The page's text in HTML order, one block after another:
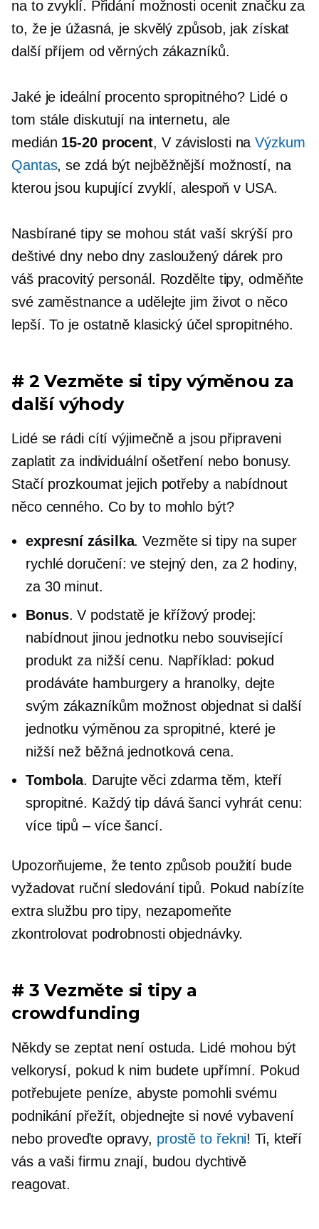
na to zvyklí. Přidání možnosti ocenit značku za
to, že je úžasná, je skvělý způsob, jak získat
další příjem od věrných zákazníků.
Jaké je ideální procento spropitného? Lidé o
tom stále diskutují na internetu, ale
medián 15-20procent, V závislosti naVýzkum
Qantas, se zdá být nejběžnější možností, na
kterou jsou kupující zvyklí, alespoň v USA.
Nasbírané tipy se mohou stát vaší skrýší pro
deštivé dny nebo dny zaslouženýdárek pro
váš pracovitý personál. Rozdělte tipy, odměňte
své zaměstnance a udělejte jim život o něco
lepší. To je ostatně klasický účel spropitného.
# 2 Vezměte si tipy výměnou za
další výhody
Lidé se rádi cítí výjimečně a jsou připraveni
zaplatit za individuální ošetření nebo bonusy.
Stačí prozkoumat jejich potřeby a nabídnout
něco cenného. Co by to mohlo být?
expresní zásilka. Vezměte si tipy na super
rychlé doručení: ve stejný den, za 2 hodiny,
za 30 minut.
Bonus. V podstatě je křížový prodej:
nabídnout jinou jednotku nebo související
produkt za nižší cenu. Například: pokud
prodáváte hamburgery a hranolky, dejte
svým zákazníkům možnost objednat si další
jednotku výměnou za spropitné, které je
nižší než běžná jednotková cena.
Tombola. Darujte věci zdarma těm, kteří
spropitné. Každý tip dává šanci vyhrát cenu:
více tipů – více šancí.
Upozorňujeme, že tento způsob použití bude
vyžadovat ruční sledování tipů. Pokud nabízíte
extra službu pro tipy, nezapomeňte
zkontrolovat podrobnosti objednávky.
# 3 Vezměte si tipy a
crowdfunding
Někdy se zeptat není ostuda. Lidé mohou být
velkorysí, pokud k nim budete upřímní. Pokud
potřebujete peníze, abyste pomohli svému
podnikání přežít, objednejte si nové vybavení
nebo proveďte opravy, prostě to řekni! Ti, kteří
vás a vaši firmu znají, budou dychtivě
reagovat.